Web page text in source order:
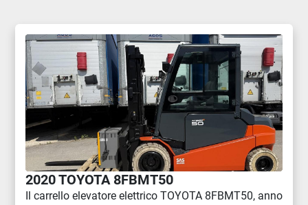
Tutte le categorie
Ordina per
2020 TOYOTA 8FBMT50
Il carrello elevatore elettrico TOYOTA 8FBMT50, anno